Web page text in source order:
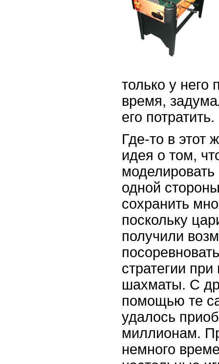
только у него
время,
его потратить.
Где-то в этот
идея о том,
одной
сохранить
поскольку
получили
стратегии
шахматы. С
помощью те
удалось
миллионам.
немного